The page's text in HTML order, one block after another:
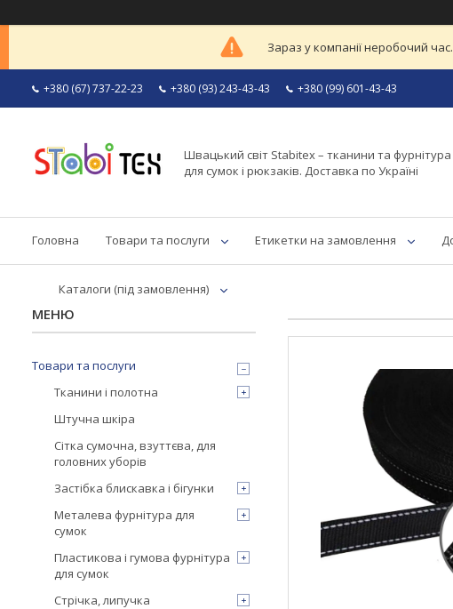
Зараз у компанії неробочий
+380 (67) 737-22-23 +380 (93) 243-43-43 +380 (99) 601-43-43
Швацький світ Stabitex – тканини та фурнітура
для сумок і рюкзаків. Доставка по Україні
Головна Товари та послуги Етикетки на замовлення
Каталоги (під замовлення)
Товари та послуги
Тканини і полотна
Штучна шкіра
Сітка сумочна, взуттєва, для
головних уборів
Застібка блискавка і бігунки
Металева фурнітура для
сумок
Пластикова і гумова фурнітура
для сумок
Стрічка, липучка